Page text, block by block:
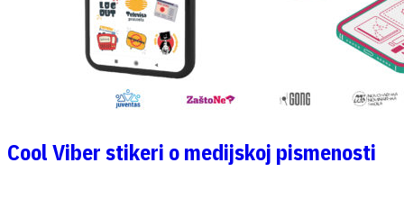
Cool Viber stikeri o medijskoj pismenosti